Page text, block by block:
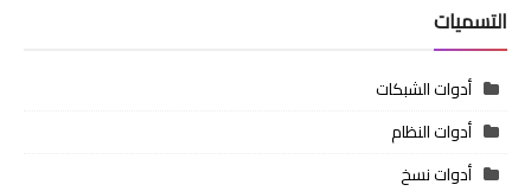
التسميات
أدوات الشبكات
أدوات النظام
أدوات نسخ